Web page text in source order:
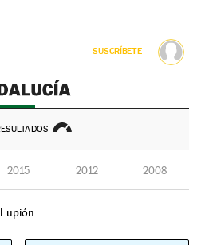
SUSCRÍBETE
2015 2012 2008
Lupión